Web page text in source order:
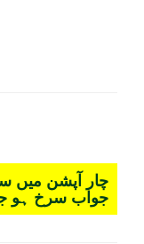
چار آپشن میں
جواب سرخ ہو